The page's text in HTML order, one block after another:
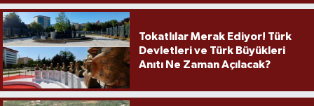
Tokatlılar Merak Ediyor! Türk
Devletleri ve Türk Büyükleri
Anıtı Ne Zaman Açılacak?